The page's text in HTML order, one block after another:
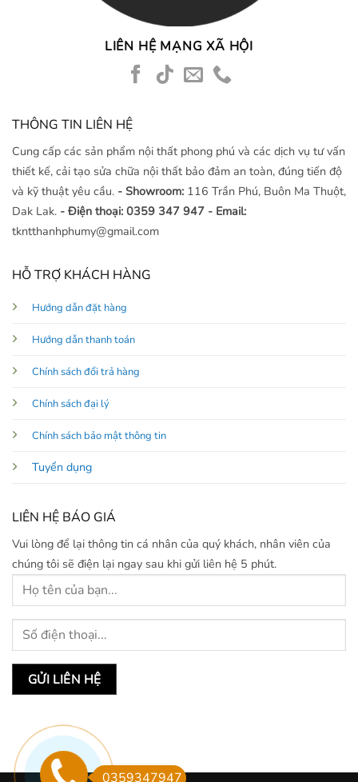
LIÊN HỆ MẠNG XÃ HỘI
THÔNG TIN LIÊN HỆ
Cung cấp các sản phẩm nội thất phong phú và các dịch vụ tư vấn
thiết kế, cải tạo sửa chữa nội thất bảo đảm an toàn, đúng tiến độ
và kỹ thuật yêu cầu. - Showroom: 116 Trần Phú, Buôn Ma Thuột,
Dak Lak. - Điện thoại: 0359 347 947 - Email:
tkntthanhphumy@gmail.com
HỖ TRỢ KHÁCH HÀNG
Hướng dẫn đặt hàng
Hướng dẫn thanh toán
Chính sách đổi trả hàng
Chính sách đại lý
Chính sách bảo mật thông tin
Tuyển dụng
LIÊN HỆ BÁO GIÁ
Vui lòng để lại thông tin cá nhân của quý khách, nhân viên của
chúng tôi sẽ điện lại ngay sau khi gửi liên hệ 5 phút.
0359347947